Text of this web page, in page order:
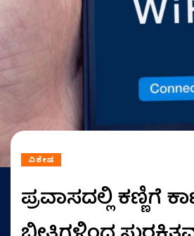
ವಿಶೇಷ
ಪ್ರವಾಸದಲ್ಲಿ ಕಣ್ಣಿಗೆ